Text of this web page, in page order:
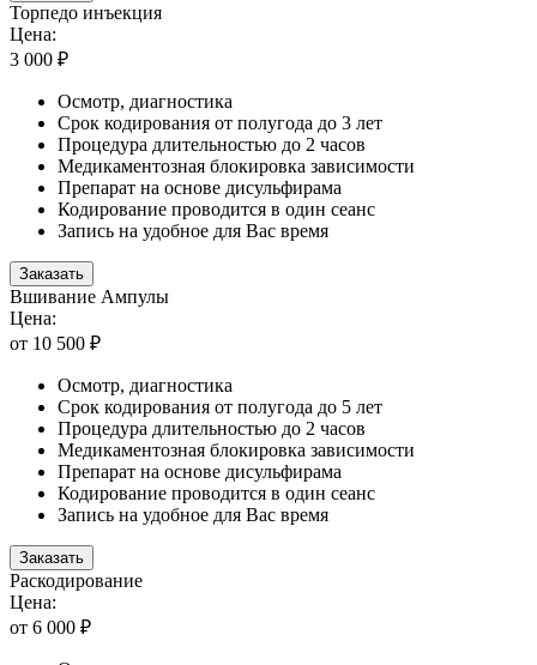
Торпедо инъекция
Цена:
3 000 ₽
Осмотр, диагностика
Срок кодирования от полугода до 3 лет
Процедура длительностью до 2 часов
Медикаментозная блокировка зависимости
Препарат на основе дисульфирама
Кодирование проводится в один сеанс
Запись на удобное для Вас время
Заказать
Вшивание Ампулы
Цена:
от 10 500 ₽
Осмотр, диагностика
Срок кодирования от полугода до 5 лет
Процедура длительностью до 2 часов
Медикаментозная блокировка зависимости
Препарат на основе дисульфирама
Кодирование проводится в один сеанс
Запись на удобное для Вас время
Заказать
Раскодирование
Цена:
от 6 000 ₽